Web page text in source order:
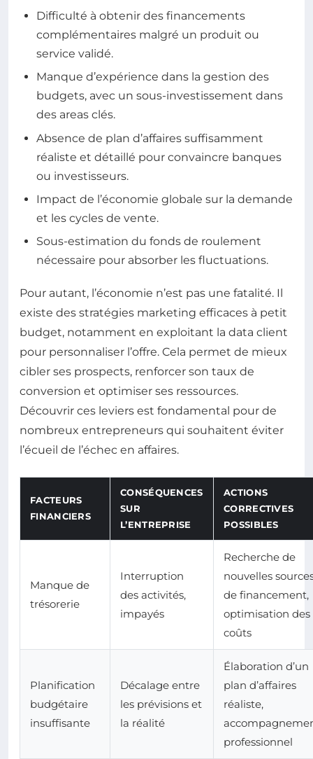
Difficulté à obtenir des financements
complémentaires malgré un produit ou
service validé.
Manque d’expérience dans la gestion des
budgets, avec un sous-investissement dans
des areas clés.
Absence de plan d’affaires suffisamment
réaliste et détaillé pour convaincre banques
ou investisseurs.
Impact de l’économie globale sur la demande
et les cycles de vente.
Sous-estimation du fonds de roulement
nécessaire pour absorber les fluctuations.
Pour autant, l’économie n’est pas une fatalité. Il
existe des stratégies marketing efficaces à petit
budget, notamment en exploitant la data client
pour personnaliser l’offre. Cela permet de mieux
cibler ses prospects, renforcer son taux de
conversion et optimiser ses ressources.
Découvrir ces leviers est fondamental pour de
nombreux entrepreneurs qui souhaitent éviter
l’écueil de l’échec en affaires.
FACTEURS
FINANCIERS
CONSÉQUENCES
SUR
L’ENTREPRISE
ACTIONS
CORRECTIVES
POSSIBLES
Manque de
trésorerie
Interruption
des activités,
impayés
Recherche de
nouvelles
de financement,
optimisation des
coûts
Planification
budgétaire
insuffisante
Décalage entre
les prévisions et
la réalité
Élaboration d’un
plan d’affaires
réaliste,
professionnel